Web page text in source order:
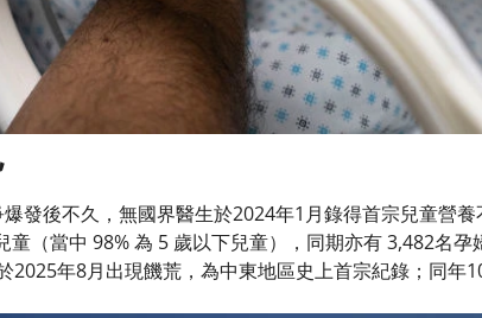
發後不久，無國界醫生於2024年1月錄得首宗兒童營
（當中 98% 為 5 歲以下兒童），同期亦有 3,482名
年8月出現饑荒，為中東地區史上首宗紀錄；同年